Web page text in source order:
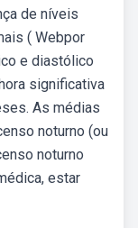
de níveis
( Webpor
e diastólico
significativa
As médias
noturno (ou
noturno
estar